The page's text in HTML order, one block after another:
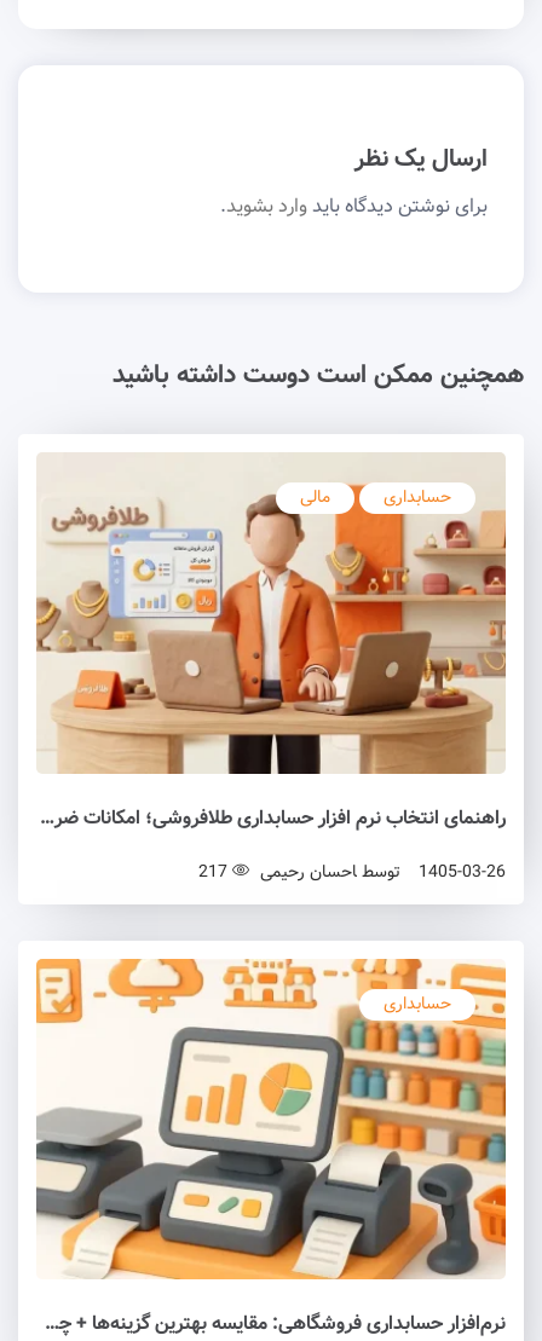
ارسال یک نظر
برای نوشتن دیدگاه بایدوارد بشوید.
همچنین ممکن است دوست داشته باشید
حسابداری مالی
راهنمای انتخاب نرم افزار حسابداری طلافروشی؛ امکانات ضروری و نکات کلیدی
1405-03-26 توسط احسان رحیمی
حسابداری
نرم‌افزار حسابداری فروشگاهی: مقایسه بهترین گزینه‌ها + چک‌لیست انتخاب (۱۴۰۵)